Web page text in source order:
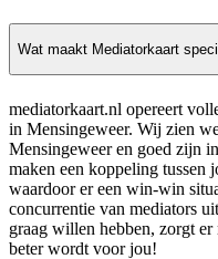
Wat maakt Mediatorkaart
mediatorkaart.nl opereert
in Mensingeweer. Wij zien
Mensingeweer en goed zijn
maken een koppeling tussen
waardoor er een win-win
concurrentie van mediators
graag willen hebben, zorgt
beter wordt voor jou!